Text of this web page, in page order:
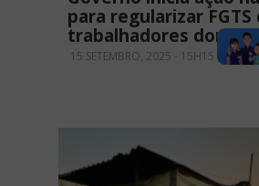
para regularizar FGTS
trabalhadores
15 SETEMBRO, 2025 - 15H15